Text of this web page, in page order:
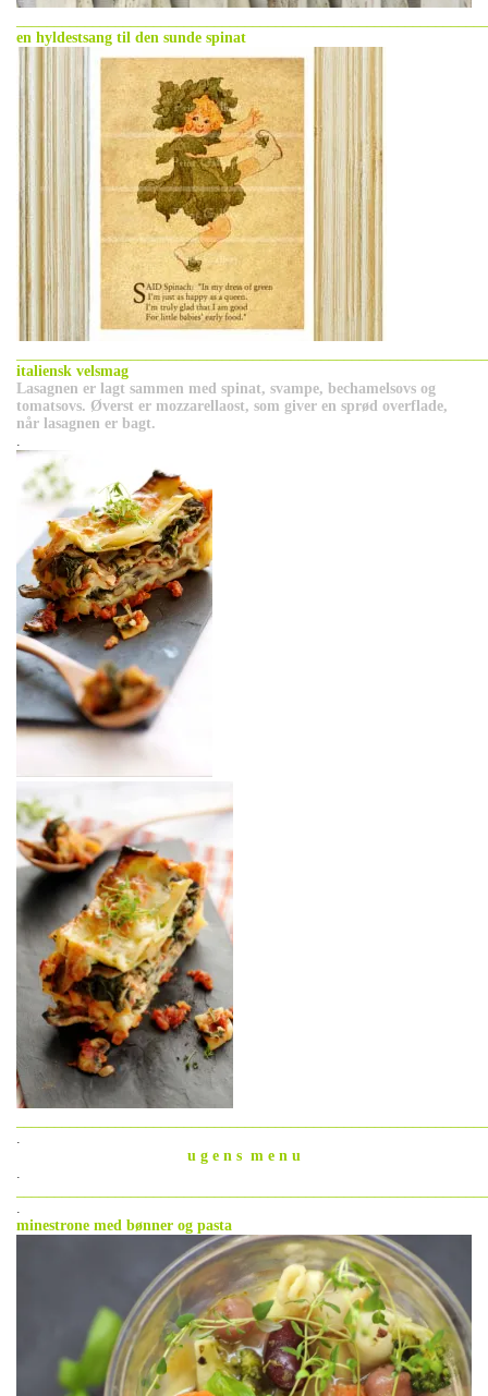
en hyldestsang til den sunde spinat
italiensk velsmag
Lasagnen er lagt sammen med spinat, svampe, bechamelsovs og
tomatsovs. Øverst er mozzarellaost, som giver en sprød overflade,
når lasagnen er bagt.
u g e n s m e n u
minestrone med bønner og pasta